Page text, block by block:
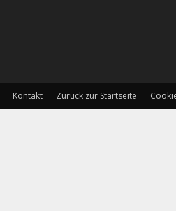
Kontakt Zurück zur Startseite